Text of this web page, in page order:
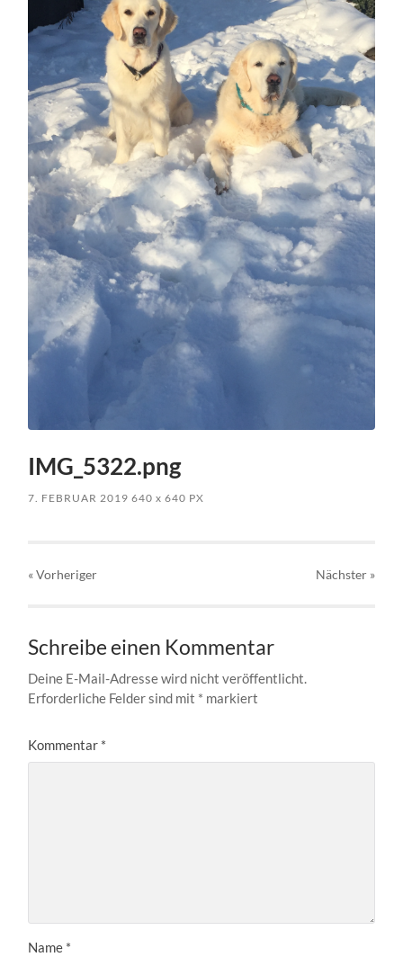
IMG_5322.png
7. FEBRUAR 2019 640x 640 PX
« Vorheriger Nächster »
Schreibe einen Kommentar
Deine E-Mail-Adresse wird nicht veröffentlicht.
Erforderliche Felder sind mit * markiert
Kommentar *
Name *